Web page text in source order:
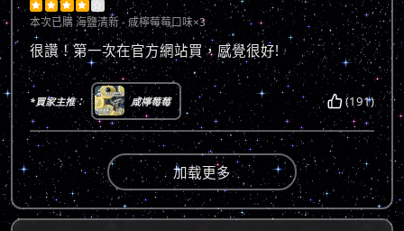
    
本次已購海鹽清新 - 咸檸莓莓口味×3
很讚！第一次在官方網站買，感覺很好!
*買家主推： 咸檸莓莓 (191)
加载更多